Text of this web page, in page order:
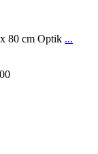
80 cm Optik ...